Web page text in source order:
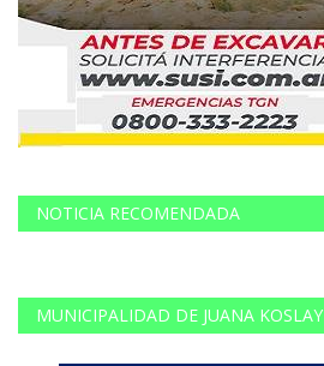
NOTICIA RECOMENDADA
MUNICIPALIDAD DE JUANA KOSLAY